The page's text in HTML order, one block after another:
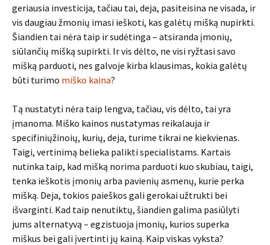
geriausia investicija, tačiau tai, deja, pasiteisina ne visada, ir
vis daugiau žmonių imasi ieškoti, kas galėtų mišką nupirkti.
Šiandien tai nėra taip ir sudėtinga – atsiranda įmonių,
siūlančių mišką supirkti. Ir vis dėlto, ne visi ryžtasi savo
mišką parduoti, nes galvoje kirba klausimas, kokia galėtų
būti turimo miško kaina?
Tą nustatyti nėra taip lengva, tačiau, vis dėlto, tai yra
įmanoma. Miško kainos nustatymas reikalauja ir
specifiniųžinoių, kurių, deja, turime tikrai ne kiekvienas.
Taigi, vertinimą belieka palikti specialistams. Kartais
nutinka taip, kad mišką norima parduoti kuo skubiau, taigi,
tenka ieškotis įmonių arba pavienių asmenų, kurie perka
mišką. Deja, tokios paieškos gali gerokai užtrukti bei
išvarginti. Kad taip nenutiktų, šiandien galima pasiūlyti
jums alternatyvą – egzistuoja įmonių, kurios superka
miškus bei gali įvertinti jų kainą. Kaip viskas vyksta?